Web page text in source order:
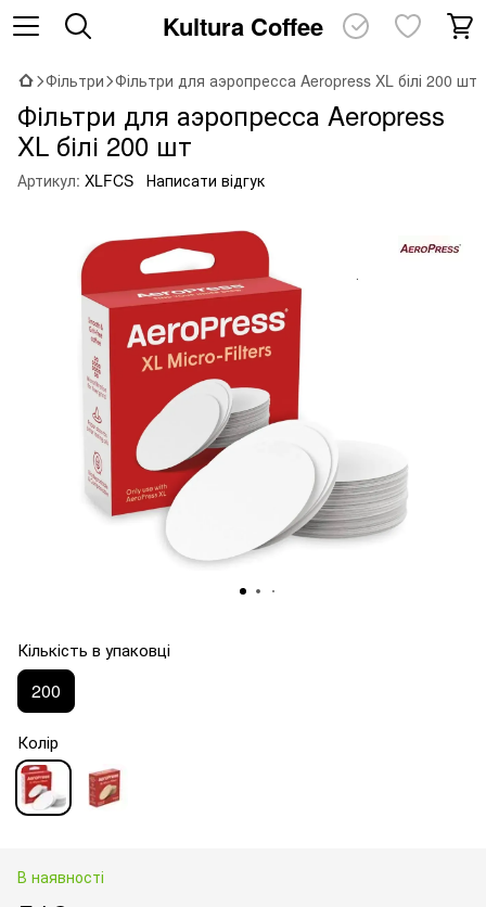
Kultura Coffee
Фільтри Фільтри для аэропресса Aeropress XL білі 200 шт
Фільтри для аэропресса Aeropress
XL білі 200 шт
Артикул: XLFCS Написати відгук
Кількість в упаковці
200
Колір
В наявності